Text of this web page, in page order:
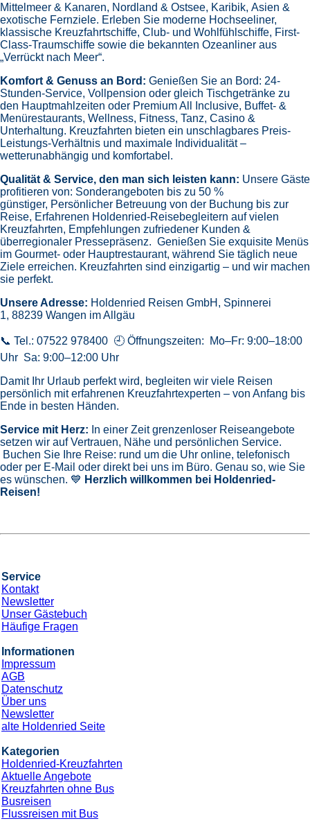
Mittelmeer & Kanaren, Nordland & Ostsee, Karibik, Asien &
exotische Fernziele. Erleben Sie moderne Hochseeliner,
klassische Kreuzfahrtschiffe, Club- und Wohlfühlschiffe, First-
Class-Traumschiffe sowie die bekannten Ozeanliner aus
„Verrückt nach Meer“.
Komfort & Genuss an Bord: Genießen Sie an Bord: 24-
Stunden-Service, Vollpension oder gleich Tischgetränke zu
den Hauptmahlzeiten oder Premium All Inclusive, Buffet- &
Menürestaurants, Wellness, Fitness, Tanz, Casino &
Unterhaltung. Kreuzfahrten bieten ein unschlagbares Preis-
Leistungs-Verhältnis und maximale Individualität –
wetterunabhängig und komfortabel.
Qualität & Service, den man sich leisten kann: Unsere Gäste
profitieren von: Sonderangeboten bis zu 50 %
günstiger, Persönlicher Betreuung von der Buchung bis zur
Reise, Erfahrenen Holdenried-Reisebegleitern auf vielen
Kreuzfahrten, Empfehlungen zufriedener Kunden &
überregionaler Pressepräsenz. Genießen Sie exquisite Menüs
im Gourmet- oder Hauptrestaurant, während Sie täglich neue
Ziele erreichen. Kreuzfahrten sind einzigartig – und wir machen
sie perfekt.
Unsere Adresse: Holdenried Reisen GmbH, Spinnerei
1, 88239 Wangen im Allgäu
📞 Tel.: 07522 978400 🕘 Öffnungszeiten: Mo–Fr: 9:00–18:00
Uhr Sa: 9:00–12:00 Uhr
Damit Ihr Urlaub perfekt wird, begleiten wir viele Reisen
persönlich mit erfahrenen Kreuzfahrtexperten – von Anfang bis
Ende in besten Händen.
Service mit Herz: In einer Zeit grenzenloser Reiseangebote
setzen wir auf Vertrauen, Nähe und persönlichen Service.
Buchen Sie Ihre Reise: rund um die Uhr online, telefonisch
oder per E-Mail oder direkt bei uns im Büro. Genau so, wie Sie
es wünschen. 💙 Herzlich willkommen bei Holdenried-
Reisen!
Service
Kontakt
Newsletter
Unser Gästebuch
Häufige Fragen
Informationen
Impressum
AGB
Datenschutz
Über uns
Newsletter
alte Holdenried Seite
Kategorien
Holdenried-Kreuzfahrten
Aktuelle Angebote
Kreuzfahrten ohne Bus
Busreisen
Flussreisen mit Bus